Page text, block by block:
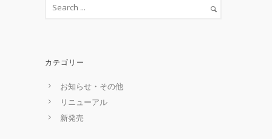
カテゴリー
お知らせ・その他
リニューアル
新発売